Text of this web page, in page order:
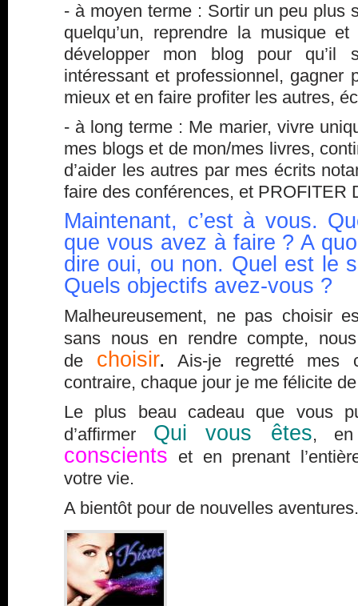
- à moyen terme : Sortir un peu plus
quelqu’un, reprendre la musique
développer mon blog pour
intéressant et professionnel, gagner
mieux et en faire profiter les autres,
- à long terme : Me marier, vivre
mes blogs et de mon/mes livres,
d’aider les autres par mes écrits
faire des conférences, et PROFITER
Maintenant, c’est à vous.
que vous avez à faire ? A
dire oui, ou non. Quel est le
Quels objectifs avez-vous ?
Malheureusement, ne pas choisir
sans nous en rendre compte,
de choisir.
Ais-je regretté
contraire, chaque jour je me félicite
Le plus beau cadeau que vous
d’affirmer Qui vous êtes,
conscients et en prenant
votre vie.
A bientôt pour de nouvelles aventures.